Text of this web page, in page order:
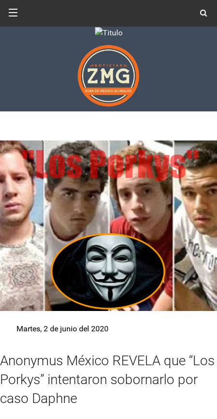
Martes, 2 de junio del 2020
Anonymus México REVELA que “Los
Porkys” intentaron sobornarlo por
caso Daphne